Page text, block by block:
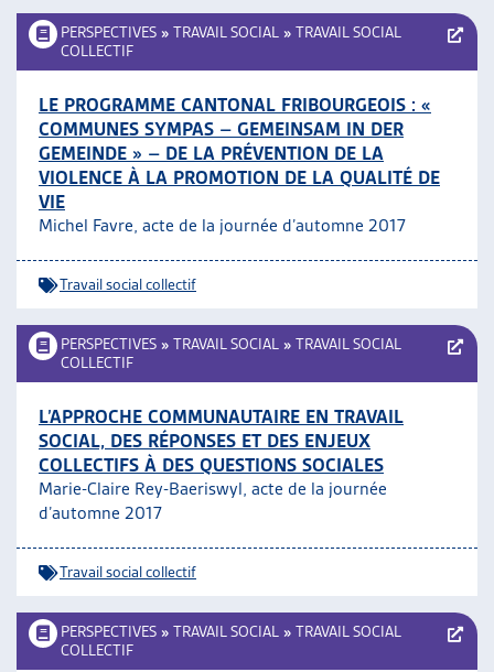
PERSPECTIVES » TRAVAIL SOCIAL » TRAVAIL SOCIAL
COLLECTIF
LE PROGRAMME CANTONAL FRIBOURGEOIS : «
COMMUNES SYMPAS – GEMEINSAM IN DER
GEMEINDE » – DE LA PRÉVENTION DE LA
VIOLENCE À LA PROMOTION DE LA QUALITÉ DE
VIE
Michel Favre, acte de la journée d’automne 2017
Travail social collectif
PERSPECTIVES » TRAVAIL SOCIAL » TRAVAIL SOCIAL
COLLECTIF
L’APPROCHE COMMUNAUTAIRE EN TRAVAIL
SOCIAL, DES RÉPONSES ET DES ENJEUX
COLLECTIFS À DES QUESTIONS SOCIALES
Marie-Claire Rey-Baeriswyl, acte de la journée
d’automne 2017
Travail social collectif
PERSPECTIVES » TRAVAIL SOCIAL » TRAVAIL SOCIAL
COLLECTIF